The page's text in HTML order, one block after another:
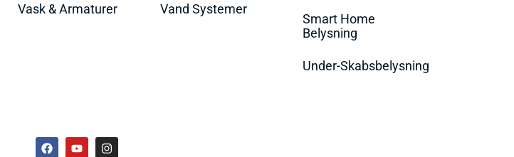
Vask & Armaturer Vand Systemer
Smart Home
Belysning
Under-Skabsbelysning